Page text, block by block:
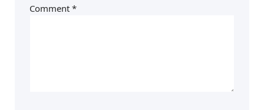
Comment *